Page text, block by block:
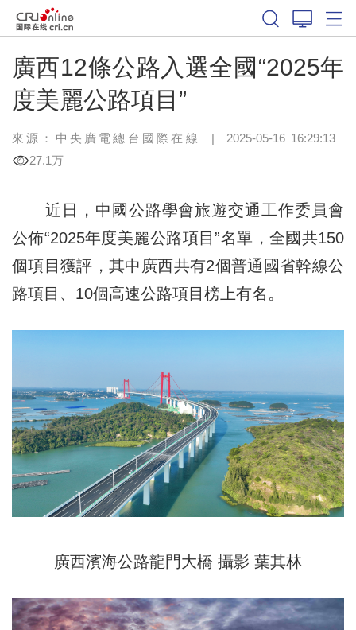
廣西12條公路入選全國“2025年
度美麗公路項目”
來源：中央廣電總台國際在線 | 2025-05-16 16:29:13
27.1万
近日，中國公路學會旅遊交通工作委員會
公佈“2025年度美麗公路項目”名單，全國共150
個項目獲評，其中廣西共有2個普通國省幹線公
路項目、10個高速公路項目榜上有名。
廣西濱海公路龍門大橋 攝影 葉其林